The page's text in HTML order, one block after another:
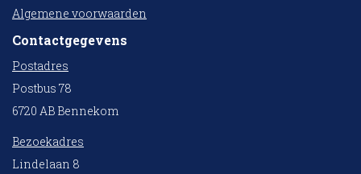
Algemene voorwaarden
Contactgegevens
Postadres
Postbus 78
6720 AB Bennekom
Bezoekadres
Lindelaan 8